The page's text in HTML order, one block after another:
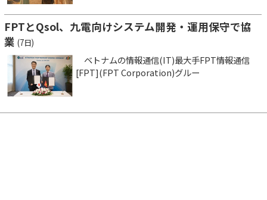
FPTとQsol、九電向けシステム開発・運用保守で協
業 (7日)
ベトナムの情報通信(IT)最大手FPT情報通信
[FPT](FPT Corporation)グルー